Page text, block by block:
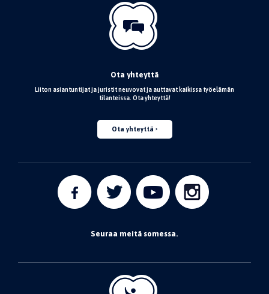
Ota yhteyttä
Liiton asiantuntijat ja juristit neuvovat ja auttavat kaikissa työelämän
tilanteissa. Ota yhteyttä!
Ota yhteyttä
Seuraa meitä somessa.